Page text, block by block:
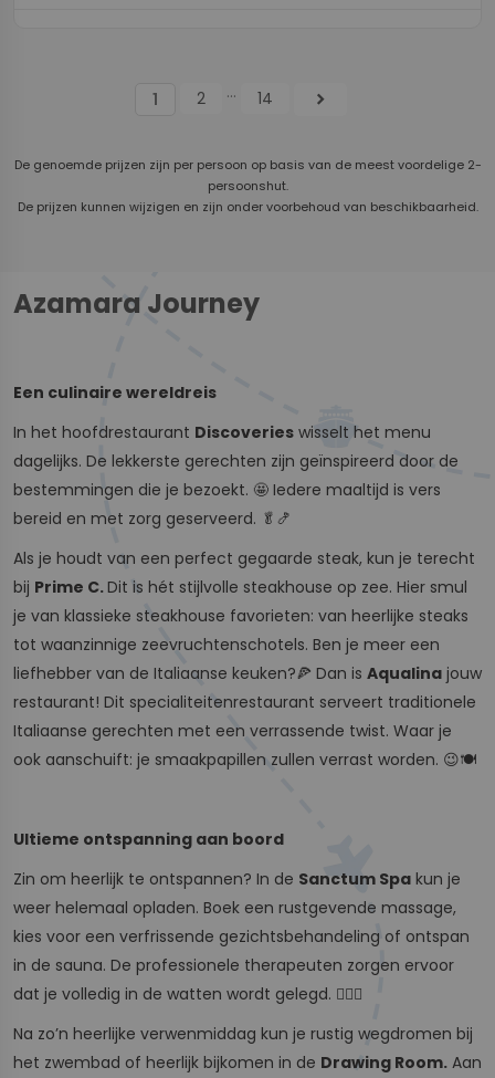
1 2 ... 14 chevron_right
De genoemde prijzen zijn per persoon op basis van de meest voordelige 2-
persoonshut.
De prijzen kunnen wijzigen en zijn onder voorbehoud van beschikbaarheid.
Azamara Journey
Een culinaire wereldreis
In het hoofdrestaurant Discoveries wisselt het menu
dagelijks. De lekkerste gerechten zijn geïnspireerd door de
bestemmingen die je bezoekt. 🤩 Iedere maaltijd is vers
bereid en met zorg geserveerd. 🥬🍤
Als je houdt van een perfect gegaarde steak, kun je terecht
bij Prime C.Dit is hét stijlvolle steakhouse op zee. Hier smul
je van klassieke steakhouse favorieten: van heerlijke steaks
tot waanzinnige zeevruchtenschotels. Ben je meer een
liefhebber van de Italiaanse keuken?🍕 Dan is Aqualina jouw
restaurant! Dit specialiteitenrestaurant serveert traditionele
Italiaanse gerechten met een verrassende twist. Waar je
ook aanschuift: je smaakpapillen zullen verrast worden. 😉🍽️
Ultieme ontspanning aan boord
Zin om heerlijk te ontspannen? In de Sanctum Spa kun je
weer helemaal opladen. Boek een rustgevende massage,
kies voor een verfrissende gezichtsbehandeling of ontspan
in de sauna. De professionele therapeuten zorgen ervoor
dat je volledig in de watten wordt gelegd. 💆🏻‍♂️
Na zo’n heerlijke verwenmiddag kun je rustig wegdromen bij
het zwembad of heerlijk bijkomen in de Drawing Room. Aan